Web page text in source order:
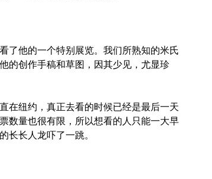
了他的一个特别展览。我们所熟知的米氏
的创作手稿和草图，因其少见，尤显珍
在纽约，真正去看的时候已经是最后一天
数量也很有限，所以想看的人只能一大早
长长人龙吓了一跳。